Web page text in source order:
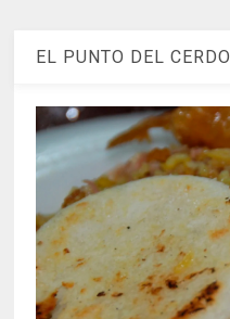
EL PUNTO DEL CERDO